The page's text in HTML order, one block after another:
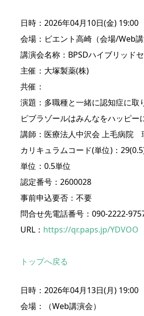
日時：2026年04月10日(金) 19:00
会場：ビエント高崎（会場/Web講
講演会名称：BPSDハイブリッド
主催：大塚製薬(株)
共催：
演題：多職種と一緒に認知症に取
ピブラゾールはみんなをハッピー
講師：医療法人中沢会 上毛病院
カリキュラムコード(単位)：
単位：0.5単位
認定番号：2600028
事前申込要否：不要
問合せ先電話番号：090-2222-
URL： https://qr.paps.jp/YDVOO
トップへ戻る
日時：2026年04月13日(月) 19:00
会場：（Web講演会）